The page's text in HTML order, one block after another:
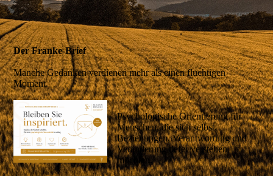
Der Franke-Brief
Manche Gedanken verdienen mehr als einen flüchtigen
Moment.
Psychologische Orientierung für
Menschen, die sich selbst,
Beziehungen, Verantwortung und
Veränderung tiefer verstehen
möchten.